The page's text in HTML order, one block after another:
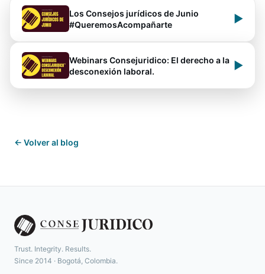
Los Consejos jurídicos de Junio
#QueremosAcompañarte
▶
Webinars Consejuridico: El derecho a la
desconexión laboral.
▶
← Volver al blog
Trust. Integrity. Results.
Since 2014 · Bogotá, Colombia.